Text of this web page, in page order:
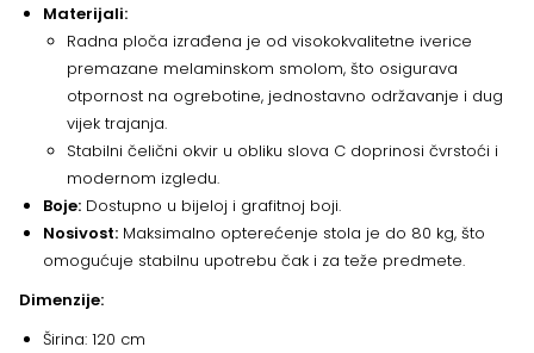
Materijali:
Radna ploča izrađena je od visokokvalitetne iverice
premazane melaminskom smolom, što osigurava
otpornost na ogrebotine, jednostavno održavanje i dug
vijek trajanja.
Stabilni čelični okvir u obliku slova C doprinosi čvrstoći i
modernom izgledu.
Boje: Dostupno u bijeloj i grafitnoj boji.
Nosivost: Maksimalno opterećenje stola je do 80 kg, što
omogućuje stabilnu upotrebu čak i za teže predmete.
Dimenzije:
Širina: 120 cm